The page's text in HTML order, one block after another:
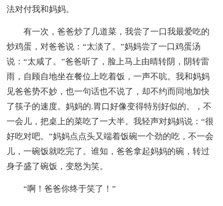
法对付我和妈妈。
有一次，爸爸炒了几道菜，我尝了一口我最爱吃的
炒鸡蛋，对爸爸说：“太淡了。”妈妈尝了一口鸡蛋汤
说：“太咸了。”爸爸听了，脸上马上由晴转阴，阴转雷
雨，自顾自地坐在餐位上吃着饭，一声不吭。我和妈妈
见爸爸势不妙，也一句话也不说了，却不约而同地加快
了筷子的速度。妈妈的.胃口好像变得特别好似的。，不
一会儿，把桌上的菜吃了一大半。我轻声对妈妈说：“很
好吃对吧。”妈妈点点头又端着饭碗一个劲的吃，不一会
儿，一碗饭就吃完了。谁知，爸爸拿起妈妈的碗，转过
身子盛了碗饭，变怒为笑。
“啊！爸爸你终于笑了！”